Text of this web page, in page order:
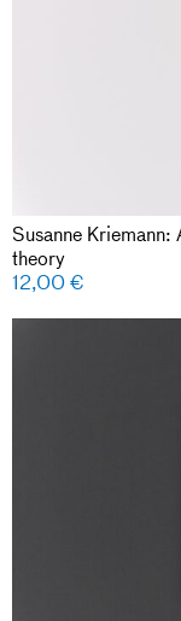
Susanne
theory
12,00€